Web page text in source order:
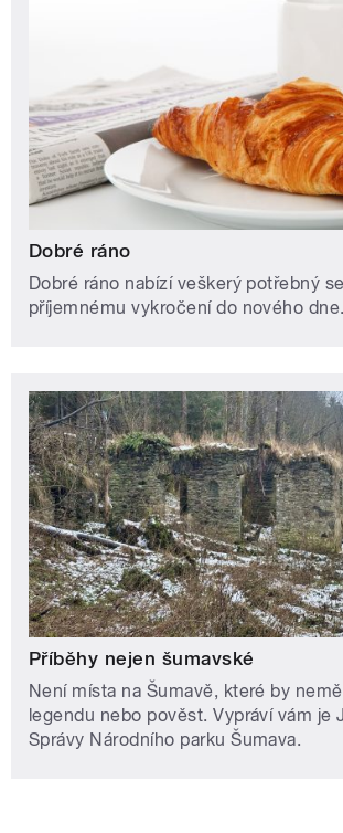
Dobré ráno
Dobré ráno nabízí veškerý potřebný
příjemnému vykročení do nového dne.
Příběhy nejen šumavské
Není místa na Šumavě, které by
legendu nebo pověst. Vypráví vám je
Správy Národního parku Šumava.